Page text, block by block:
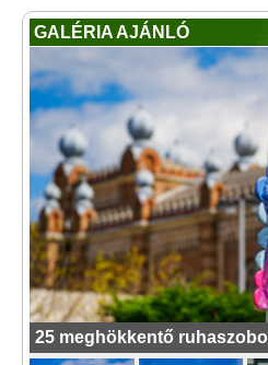
GALÉRIA AJÁNLÓ
25 meghökkentő